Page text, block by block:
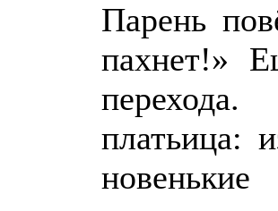
Парень
пахнет!»
платьица: